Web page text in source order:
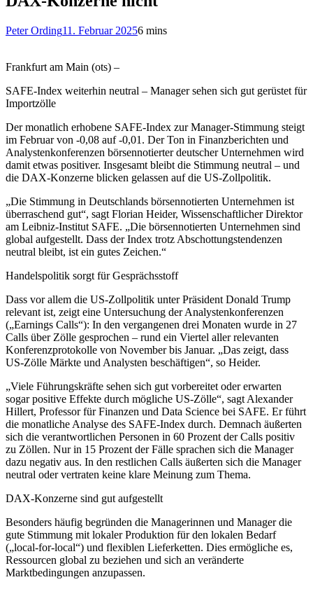
Peter Ording11. Februar 20256 mins
Frankfurt am Main (ots) –
SAFE-Index weiterhin neutral – Manager sehen sich gut gerüstet für
Importzölle
Der monatlich erhobene SAFE-Index zur Manager-Stimmung steigt
im Februar von -0,08 auf -0,01. Der Ton in Finanzberichten und
Analystenkonferenzen börsennotierter deutscher Unternehmen wird
damit etwas positiver. Insgesamt bleibt die Stimmung neutral – und
die DAX-Konzerne blicken gelassen auf die US-Zollpolitik.
„Die Stimmung in Deutschlands börsennotierten Unternehmen ist
überraschend gut“, sagt Florian Heider, Wissenschaftlicher Direktor
am Leibniz-Institut SAFE. „Die börsennotierten Unternehmen sind
global aufgestellt. Dass der Index trotz Abschottungstendenzen
neutral bleibt, ist ein gutes Zeichen.“
Handelspolitik sorgt für Gesprächsstoff
Dass vor allem die US-Zollpolitik unter Präsident Donald Trump
relevant ist, zeigt eine Untersuchung der Analystenkonferenzen
(„Earnings Calls“): In den vergangenen drei Monaten wurde in 27
Calls über Zölle gesprochen – rund ein Viertel aller relevanten
Konferenzprotokolle von November bis Januar. „Das zeigt, dass
US-Zölle Märkte und Analysten beschäftigen“, so Heider.
„Viele Führungskräfte sehen sich gut vorbereitet oder erwarten
sogar positive Effekte durch mögliche US-Zölle“, sagt Alexander
Hillert, Professor für Finanzen und Data Science bei SAFE. Er führt
die monatliche Analyse des SAFE-Index durch. Demnach äußerten
sich die verantwortlichen Personen in 60 Prozent der Calls positiv
zu Zöllen. Nur in 15 Prozent der Fälle sprachen sich die Manager
dazu negativ aus. In den restlichen Calls äußerten sich die Manager
neutral oder vertraten keine klare Meinung zum Thema.
DAX-Konzerne sind gut aufgestellt
Besonders häufig begründen die Managerinnen und Manager die
gute Stimmung mit lokaler Produktion für den lokalen Bedarf
(„local-for-local“) und flexiblen Lieferketten. Dies ermögliche es,
Ressourcen global zu beziehen und sich an veränderte
Marktbedingungen anzupassen.